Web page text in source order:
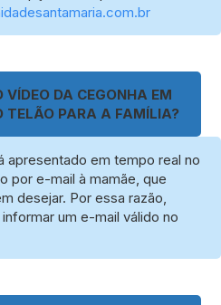
DA CEGONHA EM
TELÃO PARA A FAMÍLIA?
apresentado em tempo real no
por e-mail à mamãe, que
desejar. Por essa razão,
um e-mail válido no